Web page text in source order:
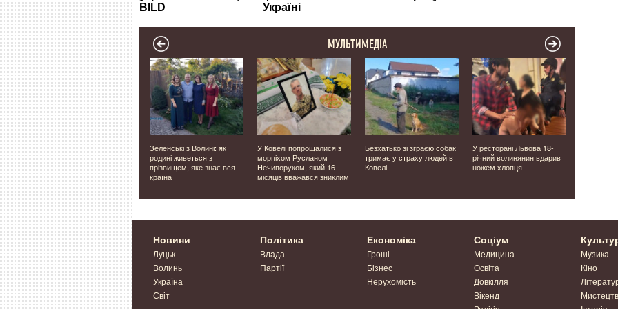
МУЛЬТИМЕДІА
На Волині негода
повалила дерева:
рятувальники звільняли
проїзд автошляхами
Зеленські з Волині: як
родині живеться з
прізвищем, яке знає вся
країна
У Ковелі попрощалися з
морпіхом Русланом
Нечипоруком, який 16
місяців вважався зниклим
Безхатько зі зграєю собак
тримає у страху людей в
Ковелі
У ресторані Львова 18-
річний волинянин вдарив
ножем хлопця
Новини
Луцьк
Волинь
Україна
Світ
Політика
Влада
Партії
Економіка
Гроші
Бізнес
Нерухомість
Соціум
Медицина
Освіта
Довкілля
Вікенд
Музика
Кіно